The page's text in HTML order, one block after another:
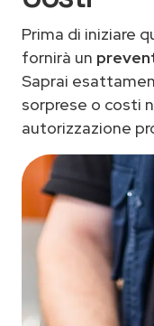
Prima di iniziare
fornirà un
Saprai
sorprese o costi
autorizzazione